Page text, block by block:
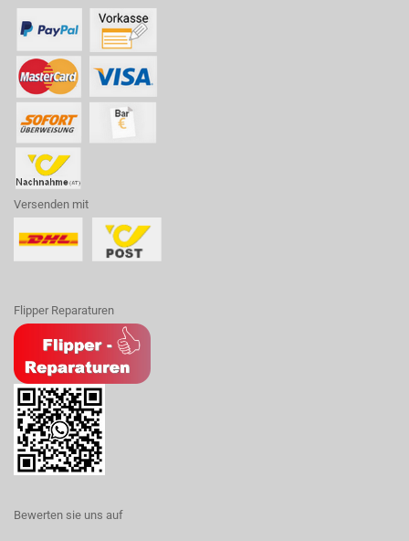
Versenden mit
Flipper Reparaturen
Bewerten sie uns auf